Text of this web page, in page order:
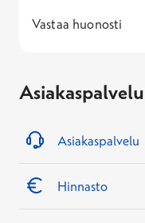
1 -
Vastaa huonosti
—
Asiakaspalvelu
Hinnasto